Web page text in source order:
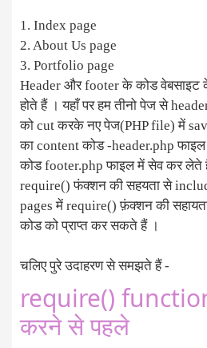
1. Index page
2. About Us page
3. Portfolio page
Header और footer के कोड वेबसाइट
होते हैं । यहाँ पर हम तीनो पेज से
को cut करके नए पेज(PHP file) में
का content कोड -header.php
कोड footer.php फाइल में सेव कर लेते
require() फंक्शन की सहयता से
pages में require() फ़ंक्शन की
कोड को प्राप्त कर सकते हैं ।
चलिए पुरे उदाहरण से समझते हैं -
require()
करने से पहले